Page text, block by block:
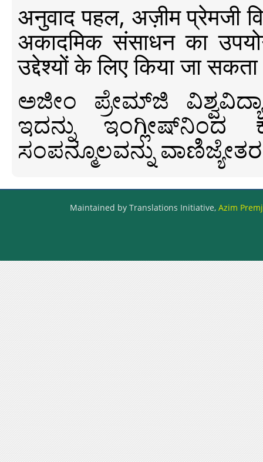
अनुवाद पहल, अज़ीम प्रेमजी
अकादमिक संसाधन का
उद्देश्यों के लिए किया जा
ಅಜೀಂ ಪ್ರೇಮ್‍ಜಿ
ಇದನ್ನು ಇಂಗ್ಲೀಷ್‍ನಿಂದ
ಸಂಪನ್ಮೂಲವನ್ನು
Maintained by Translations Initiative, Azim